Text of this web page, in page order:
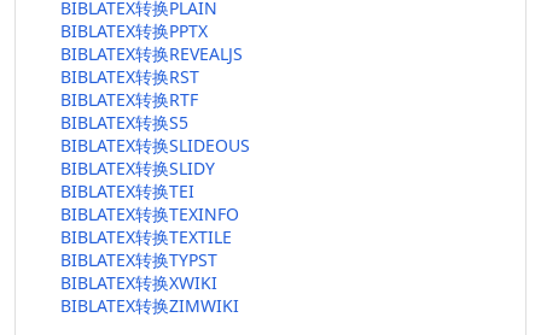
BIBLATEX转换PLAIN
BIBLATEX转换PPTX
BIBLATEX转换REVEALJS
BIBLATEX转换RST
BIBLATEX转换RTF
BIBLATEX转换S5
BIBLATEX转换SLIDEOUS
BIBLATEX转换SLIDY
BIBLATEX转换TEI
BIBLATEX转换TEXINFO
BIBLATEX转换TEXTILE
BIBLATEX转换TYPST
BIBLATEX转换XWIKI
BIBLATEX转换ZIMWIKI